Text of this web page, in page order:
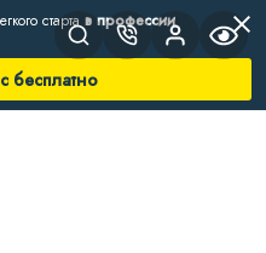
стартав профессии
бесплатно